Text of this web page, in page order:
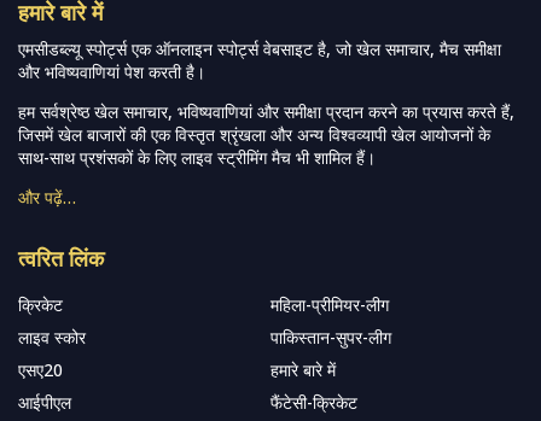
हमारे बारे में
एमसीडब्ल्यू स्पोर्ट्स एक ऑनलाइन स्पोर्ट्स वेबसाइट है, जो खेल समाचार, मैच समीक्षा
और भविष्यवाणियां पेश करती है।
हम सर्वश्रेष्ठ खेल समाचार, भविष्यवाणियां और समीक्षा प्रदान करने का प्रयास करते हैं,
जिसमें खेल बाजारों की एक विस्तृत श्रृंखला और अन्य विश्वव्यापी खेल आयोजनों के
साथ-साथ प्रशंसकों के लिए लाइव स्ट्रीमिंग मैच भी शामिल हैं।
और पढ़ें…
त्वरित लिंक
क्रिकेट
महिला-प्रीमियर-लीग
लाइव स्कोर
पाकिस्तान-सुपर-लीग
एसए20
हमारे बारे में
आईपीएल
फैंटेसी-क्रिकेट